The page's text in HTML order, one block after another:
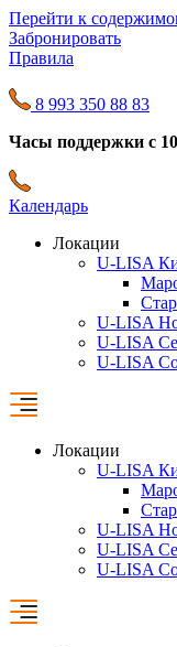
Перейти к
Забронировать
Правила
8 993 350 88 83
Часы поддержки с
Календарь
Локации
U-LISA
U-LISA
U-LISA
U-LISA
Локации
U-LISA
U-LISA
U-LISA
U-LISA